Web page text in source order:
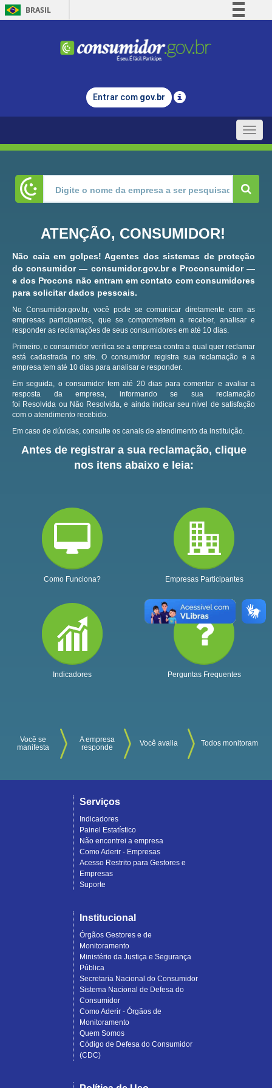
BRASIL
Comunica BR
Legislação
Entrar com gov.br
Toggle
ATENÇÃO, CONSUMIDOR!
Não caia em golpes! Agentes dos sistemas de proteção
do consumidor — consumidor.gov.br e Proconsumidor —
e dos Procons não entram em contato com consumidores
para solicitar dados pessoais.
No Consumidor.gov.br, você pode se comunicar diretamente com as
empresas participantes, que se comprometem a receber, analisar e
responder as reclamações de seus consumidores em até 10 dias.
Primeiro, o consumidor verifica se a empresa contra a qual quer reclamar
está cadastrada no site.O consumidor registra sua reclamação e a
empresa tem até 10 dias para analisar e responder.
Em seguida, o consumidor tem até 20 dias para comentar e avaliar a
resposta da empresa, informando se sua reclamação
foi Resolvida ou Não Resolvida, e ainda indicar seu nível de satisfação
com o atendimento recebido.
Em caso de dúvidas, consulte os canais de atendimento da instituição.
Antes de registrar a sua reclamação, clique
nos itens abaixo e leia:
Como Funciona? Empresas Participantes
Indicadores Perguntas Frequentes
Você se
manifesta
A empresa
responde
Você avalia Todos monitoram
Serviços
Indicadores
Painel Estatístico
Não encontrei a empresa
Como Aderir - Empresas
Acesso Restrito para Gestores e
Empresas
Suporte
Institucional
Órgãos Gestores e de
Monitoramento
Ministério da Justiça e Segurança
Pública
Secretaria Nacional do Consumidor
Sistema Nacional de Defesa do
Consumidor
Como Aderir - Órgãos de
Monitoramento
Quem Somos
Código de Defesa do Consumidor
(CDC)